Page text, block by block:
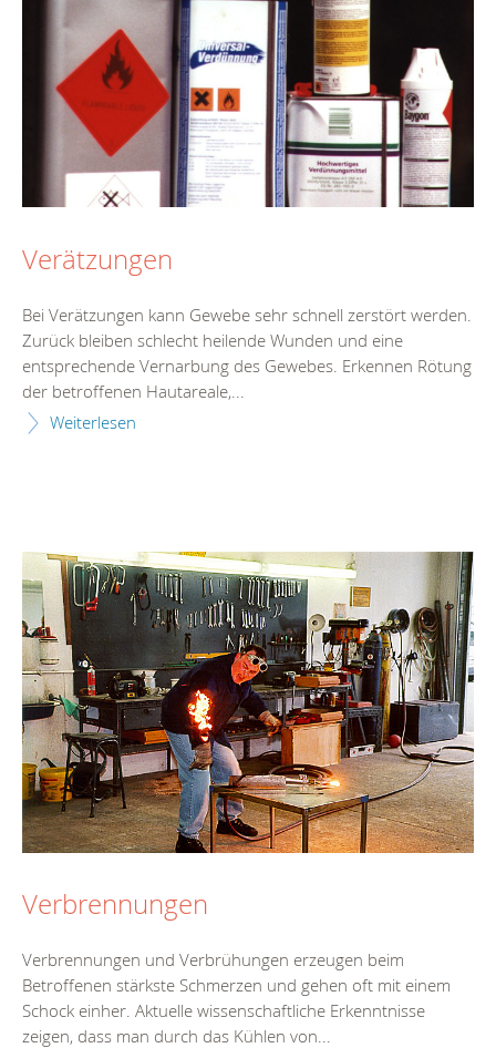
Verätzungen
Bei Verätzungen kann Gewebe sehr schnell zerstört werden.
Zurück bleiben schlecht heilende Wunden und eine
entsprechende Vernarbung des Gewebes. Erkennen Rötung
der betroffenen Hautareale,...
Weiterlesen
Verbrennungen
Verbrennungen und Verbrühungen erzeugen beim
Betroffenen stärkste Schmerzen und gehen oft mit einem
Schock einher. Aktuelle wissenschaftliche Erkenntnisse
zeigen, dass man durch das Kühlen von...